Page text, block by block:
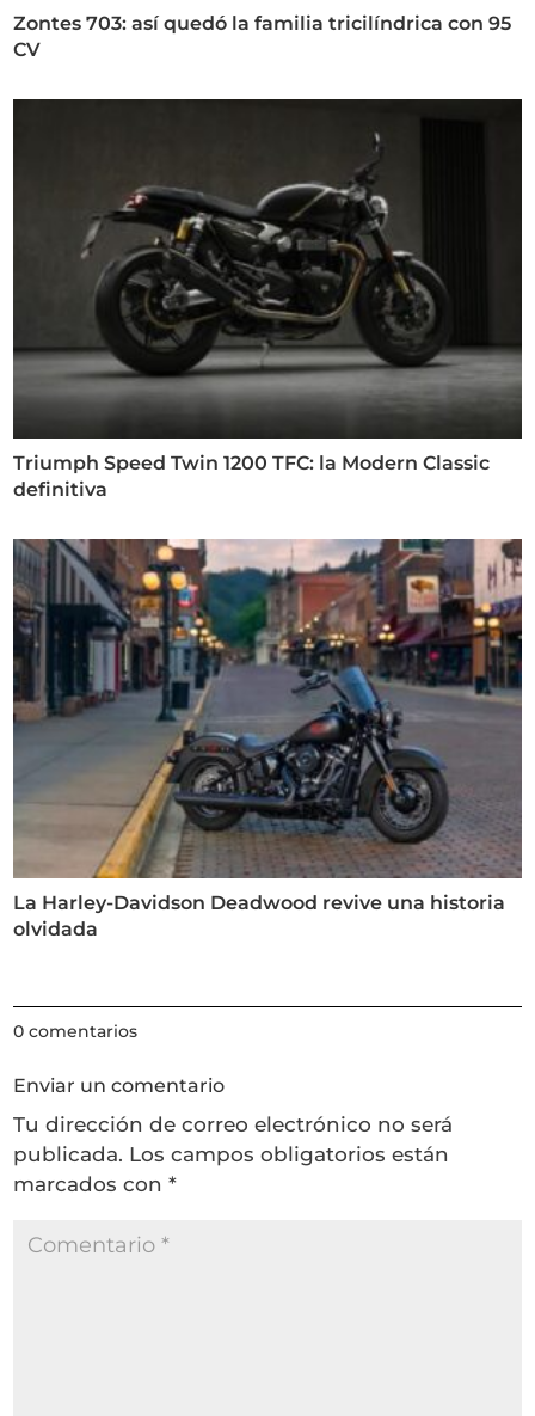
Zontes 703: así quedó la familia tricilíndrica con 95
CV
Triumph Speed Twin 1200 TFC: la Modern Classic
definitiva
La Harley-Davidson Deadwood revive una historia
olvidada
0 comentarios
Enviar un comentario
Tu dirección de correo electrónico no será
publicada. Los campos obligatorios están
marcados con*